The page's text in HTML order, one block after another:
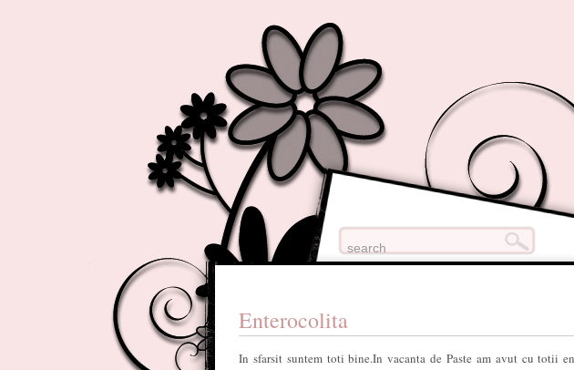
Enterocolita
In sfarsit suntem toti bine.In vacanta de Paste am avut cu totii